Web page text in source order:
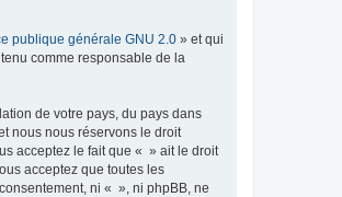
publique générale GNU 2.0 » et qui
comme responsable de la
de votre pays, du pays dans
nous nous réservons le droit
acceptez le fait que « » ait le droit
acceptez que toutes les
ni « », ni phpBB, ne